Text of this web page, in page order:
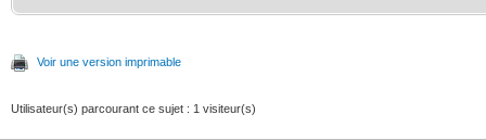
Voir une version imprimable
Utilisateur(s) parcourant ce sujet : 1 visiteur(s)